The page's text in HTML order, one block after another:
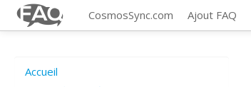
CosmosSync.com Ajout FAQ
Accueil